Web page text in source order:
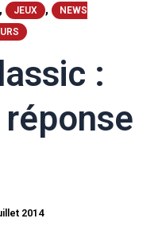
, JEUX ,
NEWS
:
2014